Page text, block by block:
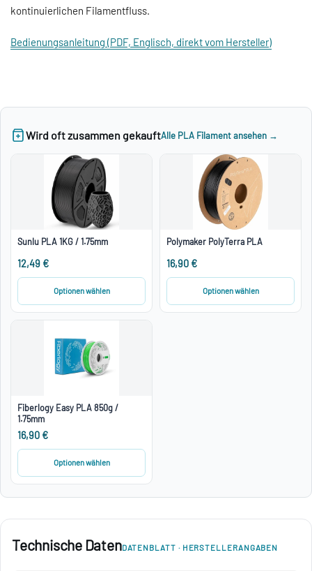
kontinuierlichen Filamentfluss.
Bedienungsanleitung (PDF, Englisch, direkt vom Hersteller)
Wird oft zusammen gekauftAlle PLA Filament ansehen →
Sunlu PLA 1KG / 1.75mm
12,49 €
Optionen wählen
Polymaker PolyTerra PLA
16,90 €
Optionen wählen
Fiberlogy Easy PLA 850g /
1.75mm
16,90 €
Optionen wählen
Technische DatenDATENBLATT · HERSTELLERANGABEN